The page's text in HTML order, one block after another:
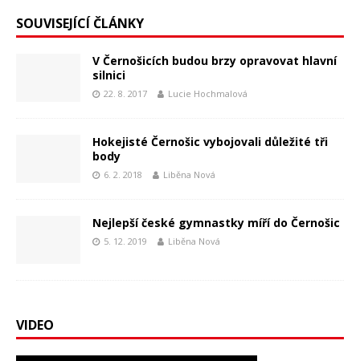
SOUVISEJÍCÍ ČLÁNKY
V Černošicích budou brzy opravovat hlavní
silnici
22. 8. 2017 Lucie Hochmalová
Hokejisté Černošic vybojovali důležité tři
body
6. 2. 2018 Liběna Nová
Nejlepší české gymnastky míří do Černošic
5. 12. 2019 Liběna Nová
VIDEO